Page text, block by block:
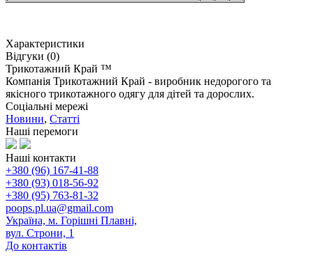
Характеристики
Відгуки (0)
Трикотажний Край ™
Компанія Трикотажний Край - виробник недорогого та
якісного трикотажного одягу для дітей та дорослих.
Соціальні мережі
Новини, Статті
Наші перемоги
Наші контакти
+380 (96) 167-41-88
+380 (93) 018-56-92
+380 (95) 763-81-32
poops.pl.ua@gmail.com
Україна, м. Горішні Плавні,
вул. Строни, 1
До контактів